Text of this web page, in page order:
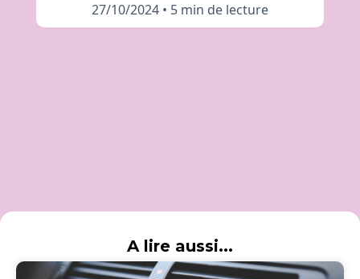
27/10/2024 • 5 min de lecture
A lire aussi...